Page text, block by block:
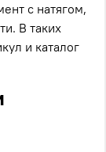
с натягом,
В таких
и каталог